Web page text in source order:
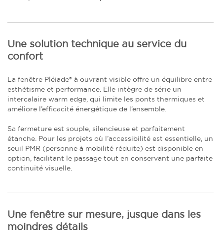
Une solution technique au service du
confort
La fenêtre Pléiade® à ouvrant visible offre un équilibre entre
esthétisme et performance. Elle intègre de série un
intercalaire warm edge, qui limite les ponts thermiques et
améliore l’efficacité énergétique de l’ensemble.
Sa fermeture est souple, silencieuse et parfaitement
étanche. Pour les projets où l’accessibilité est essentielle, un
seuil PMR (personne à mobilité réduite) est disponible en
option, facilitant le passage tout en conservant une parfaite
continuité visuelle.
Une fenêtre sur mesure, jusque dans les
moindres détails